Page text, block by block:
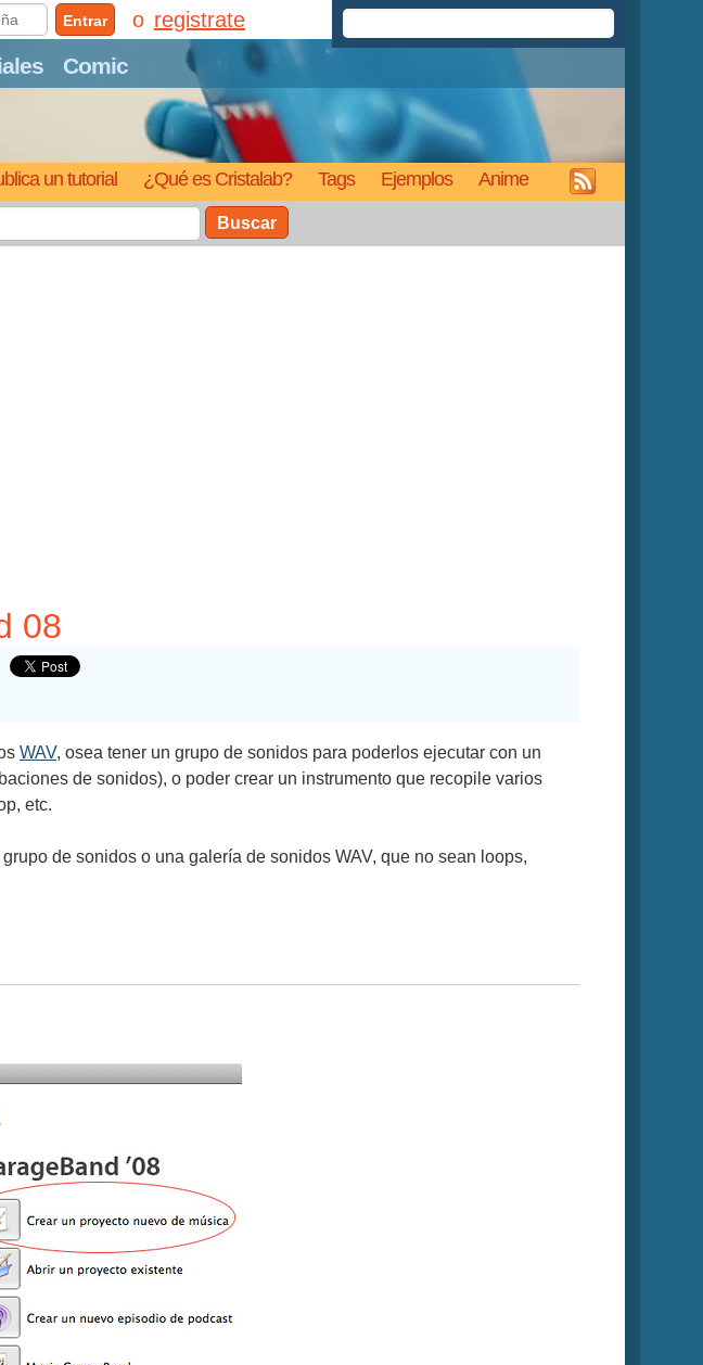
Comic
un tutorial ¿Qué es Cristalab? Tags Ejemplos Anime
Entrar registrate
Buscar
08
WAV, osea tener un grupo de sonidos para poderlos ejecutar con un
de sonidos), o poder crear un instrumento que recopile varios
etc.
de sonidos o una galería de sonidos WAV, que no sean loops,